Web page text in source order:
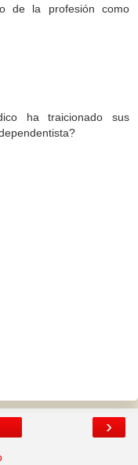
de la profesión como
ha traicionado sus
›